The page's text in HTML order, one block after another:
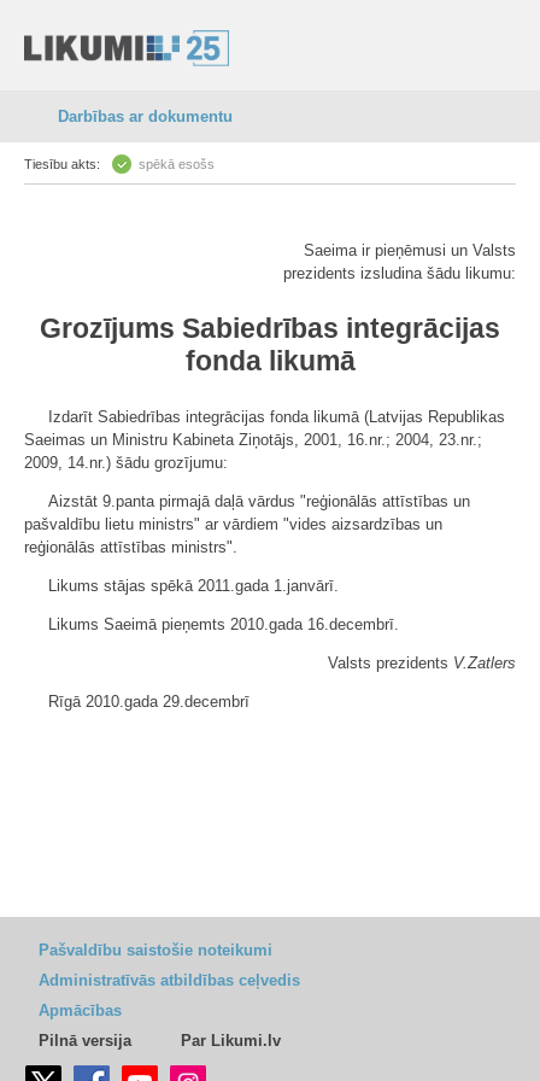
Darbības ar dokumentu
Tiesību akts: spēkā esošs
Saeima ir pieņēmusi un Valsts
prezidents izsludina šādu likumu:
Grozījums Sabiedrības integrācijas
fonda likumā
Izdarīt Sabiedrības integrācijas fonda likumā (Latvijas Republikas
Saeimas un Ministru Kabineta Ziņotājs, 2001, 16.nr.; 2004, 23.nr.;
2009, 14.nr.) šādu grozījumu:
Aizstāt 9.panta pirmajā daļā vārdus "reģionālās attīstības un
pašvaldību lietu ministrs" ar vārdiem "vides aizsardzības un
reģionālās attīstības ministrs".
Likums stājas spēkā 2011.gada 1.janvārī.
Likums Saeimā pieņemts 2010.gada 16.decembrī.
Valsts prezidents V.Zatlers
Rīgā 2010.gada 29.decembrī
Pašvaldību saistošie noteikumi
Administratīvās atbildības ceļvedis
Apmācības
Pilnā versija
Par Likumi.lv